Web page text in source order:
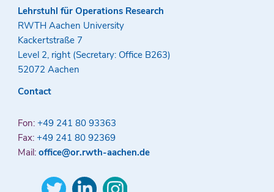
Lehrstuhl für Operations Research
RWTH Aachen University
Kackertstraße 7
Level 2, right (Secretary: Office B263)
52072 Aachen
Contact
Fon: +49 241 80 93363
Fax: +49 241 80 92369
Mail: office@or.rwth-aachen.de